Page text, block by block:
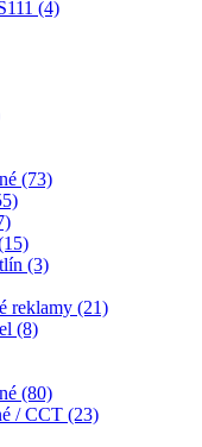
(4)
(73)
(3)
reklamy (21)
(8)
(80)
/ CCT (23)